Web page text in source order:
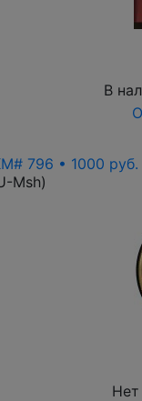
В
796 • 1000
Msh)
Нет